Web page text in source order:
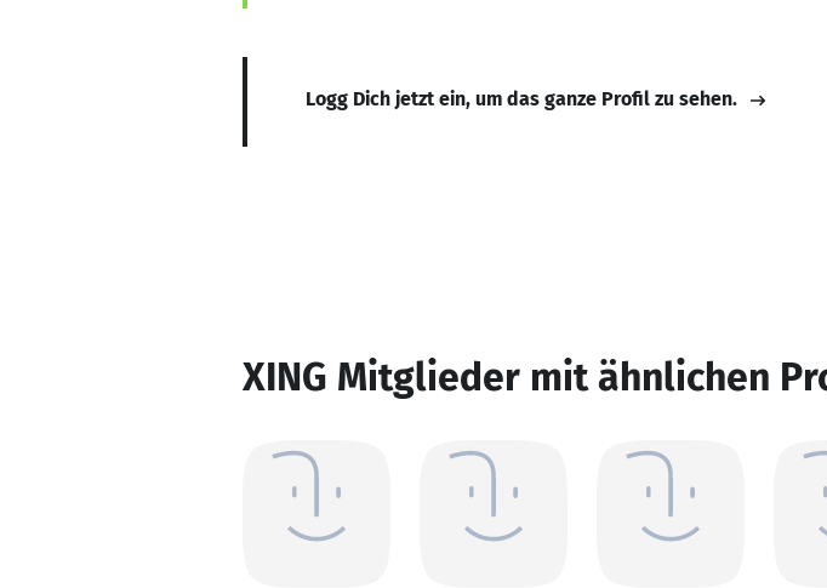
Logg Dich jetzt ein, um das ganze Profil zu sehen.
XING Mitglieder mit ähnlichen